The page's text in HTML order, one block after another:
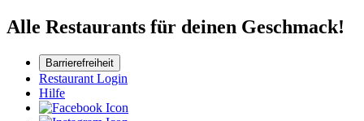
Alle Restaurants für deinen Geschmack!
Barrierefreiheit
Restaurant Login
Hilfe